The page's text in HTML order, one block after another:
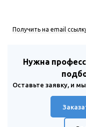
Получить на email
Нужна
Оставьте заявку, и